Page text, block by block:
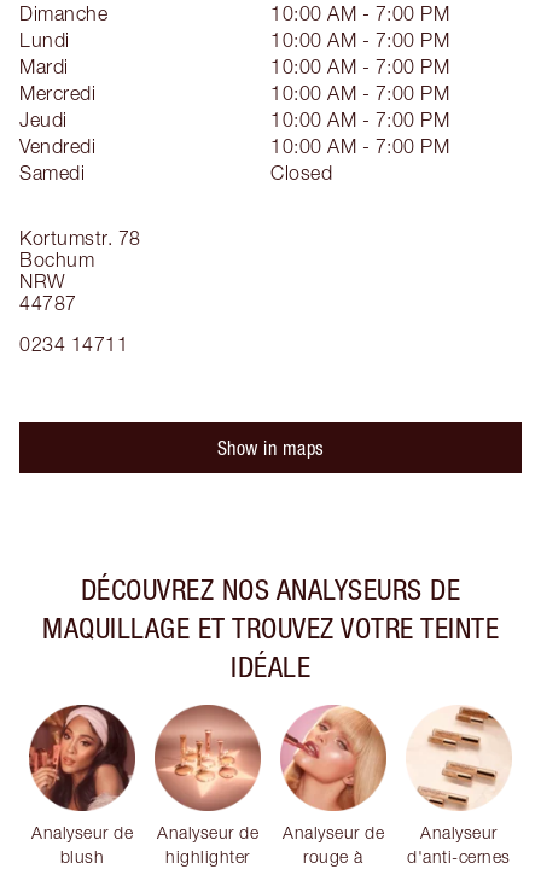
Kortumstr. 78
Bochum
NRW
44787
0234 14711
Dimanche
10:00 AM - 7:00 PM
Lundi
10:00 AM - 7:00 PM
Mardi
10:00 AM - 7:00 PM
Mercredi
10:00 AM - 7:00 PM
Jeudi
10:00 AM - 7:00 PM
Vendredi
10:00 AM - 7:00 PM
Samedi
Closed
Show in maps
DÉCOUVREZ NOS ANALYSEURS DE
MAQUILLAGE ET TROUVEZ VOTRE TEINTE
IDÉALE
Analyseur de
blush
Analyseur de
highlighter
Analyseur de
rouge à
Analyseur
d'anti-cernes